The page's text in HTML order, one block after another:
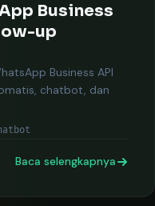
Business
up
Business API
chatbot, dan
Baca selengkapnya